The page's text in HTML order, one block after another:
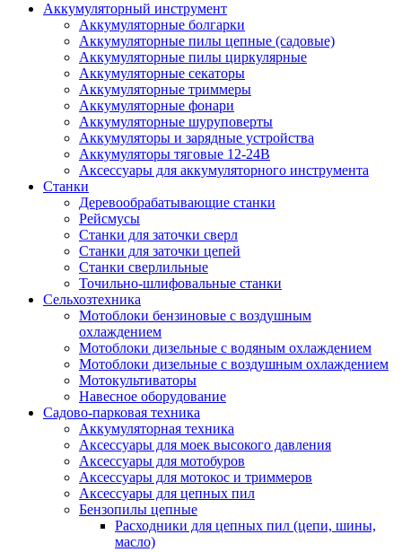
Аккумуляторный инструмент
Аккумуляторные болгарки
Аккумуляторные пилы цепные (садовые)
Аккумуляторные пилы циркулярные
Аккумуляторные секаторы
Аккумуляторные триммеры
Аккумуляторные фонари
Аккумуляторные шуруповерты
Аккумуляторы и зарядные устройства
Аккумуляторы тяговые 12-24В
Аксессуары для аккумуляторного инструмента
Станки
Деревообрабатывающие станки
Рейсмусы
Станки для заточки сверл
Станки для заточки цепей
Станки сверлильные
Точильно-шлифовальные станки
Сельхозтехника
Мотоблоки бензиновые с воздушным
охлаждением
Мотоблоки дизельные с водяным охлаждением
Мотоблоки дизельные с воздушным охлаждением
Мотокультиваторы
Навесное оборудование
Садово-парковая техника
Аккумуляторная техника
Аксессуары для моек высокого давления
Аксессуары для мотобуров
Аксессуары для мотокос и триммеров
Аксессуары для цепных пил
Бензопилы цепные
Расходники для цепных пил (цепи, шины,
масло)